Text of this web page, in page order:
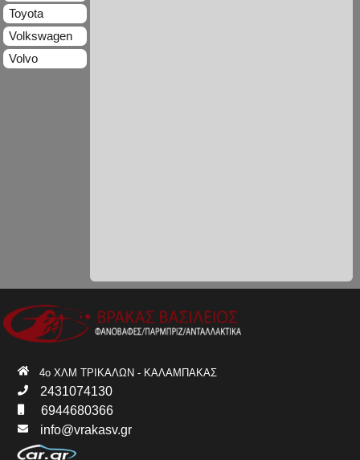
Toyota
Volkswagen
Volvo
4ο ΧΛΜ ΤΡΙΚΑΛΩΝ - ΚΑΛΑΜΠΑΚΑΣ
2431074130
6944680366
info@vrakasv.gr